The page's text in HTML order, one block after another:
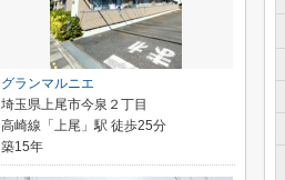
グランマルニエ
埼玉県上尾市今泉２丁目
高崎線「上尾」駅 徒歩25分
築15年